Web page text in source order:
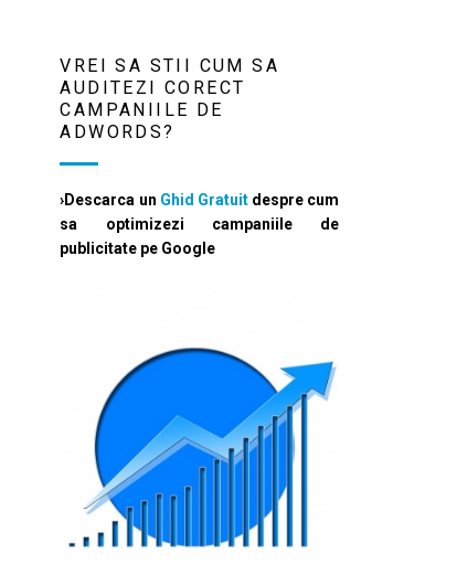
VREI SA STII CUM SA
AUDITEZI CORECT
CAMPANIILE DE
ADWORDS?
›Descarca un Ghid Gratuitdespre cum
sa optimizezi campaniile de
publicitate pe Google